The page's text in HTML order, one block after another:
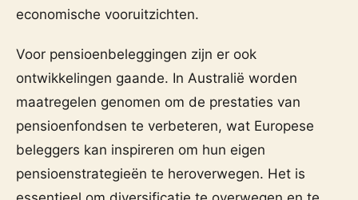
economische vooruitzichten.
Voor pensioenbeleggingen zijn er ook
ontwikkelingen gaande. In Australië worden
maatregelen genomen om de prestaties van
pensioenfondsen te verbeteren, wat Europese
beleggers kan inspireren om hun eigen
pensioenstrategieën te heroverwegen. Het is